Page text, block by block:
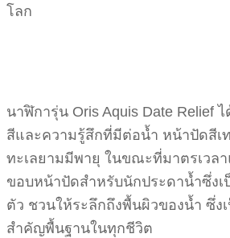
โลก
นาฬิการุ่น Oris Aquis Date Relief
สีและความรู้สึกที่มีต่อน้ำ หน้าปัดสีเ
ทะเลยามมีพายุ ในขณะที่มาตรเวล
ขอบหน้าปัดสำหรับนักประดาน้ำซึ่งเ
ตัว ชวนให้ระลึกถึงพื้นผิวของน้ำ ซึ่ง
สำคัญพื้นฐานในทุกชีวิต